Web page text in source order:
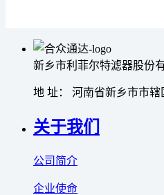
新乡市利菲尔特滤器股份
地 址： 河南省新乡市市
关于我们
公司简介
企业使命